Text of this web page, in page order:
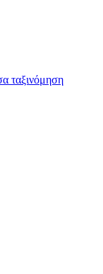
ταξινόμηση